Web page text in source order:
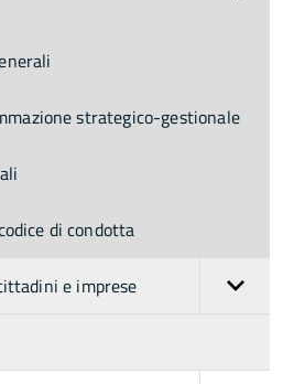
strategico-gestionale
di condotta
e imprese